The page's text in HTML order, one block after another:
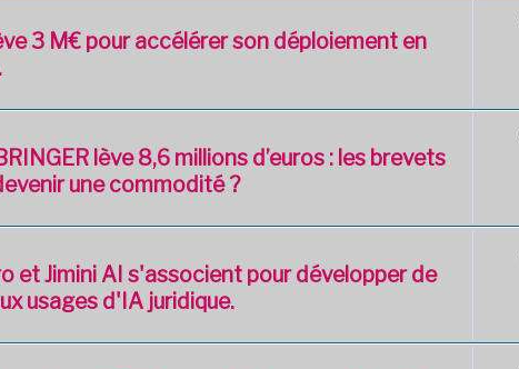
3 M€ pour accélérer son déploiement en
lève 8,6 millions d’euros : les brevets
une commodité ?
et Jimini AI s'associent pour développer de
usages d'IA juridique.